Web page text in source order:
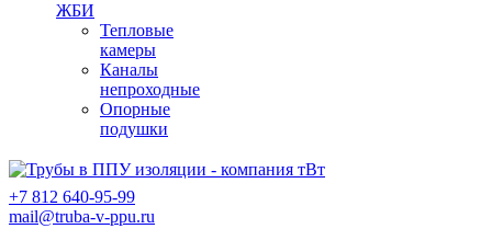
ЖБИ
Тепловые
камеры
Каналы
непроходные
Опорные
подушки
+7 812 640-95-99
mail@truba-v-ppu.ru